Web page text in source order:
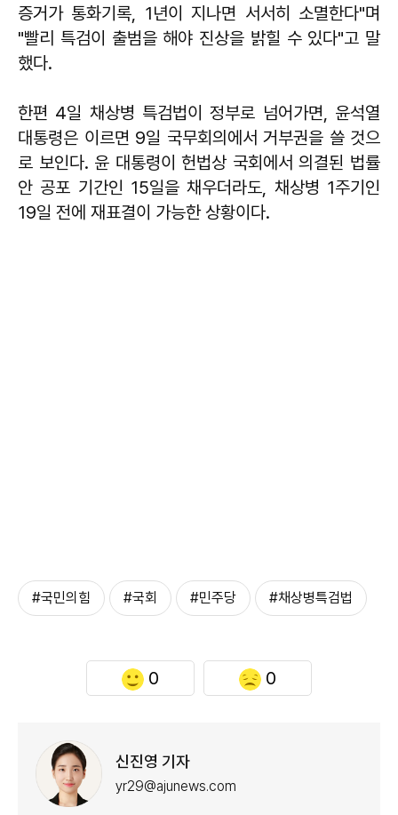
증거가 통화기록, 1년이 지나면 서서히 소멸한다"며
"빨리 특검이 출범을 해야 진상을 밝힐 수 있다"고 말
했다.
한편 4일 채상병 특검법이 정부로 넘어가면, 윤석열
대통령은 이르면 9일 국무회의에서 거부권을 쓸 것으
로 보인다. 윤 대통령이 헌법상 국회에서 의결된 법률
안 공포 기간인 15일을 채우더라도, 채상병 1주기인
19일 전에 재표결이 가능한 상황이다.
#국민의힘 #국회 #민주당 #채상병특검법
0 0
신진영 기자
yr29@ajunews.com